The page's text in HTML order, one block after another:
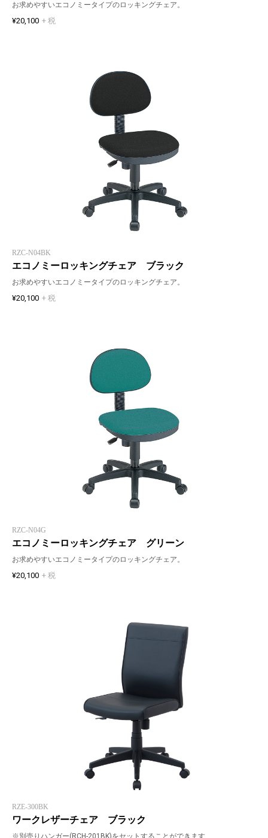
お求めやすいエコノミータイプのロッキングチェア。
¥20,100 + 税
RZC-N04BK
エコノミーロッキングチェア ブラック
お求めやすいエコノミータイプのロッキングチェア。
¥20,100 + 税
RZC-N04G
エコノミーロッキングチェア グリーン
お求めやすいエコノミータイプのロッキングチェア。
¥20,100 + 税
RZE-300BK
ワークレザーチェア ブラック
※別売りハンガー(RCH-201BK)をセットすることができます